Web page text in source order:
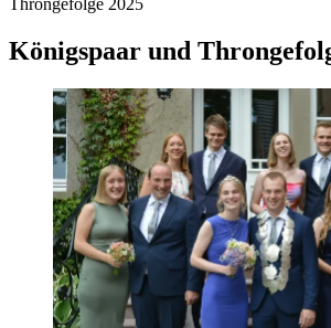
Throngefolge 2025
Königspaar und